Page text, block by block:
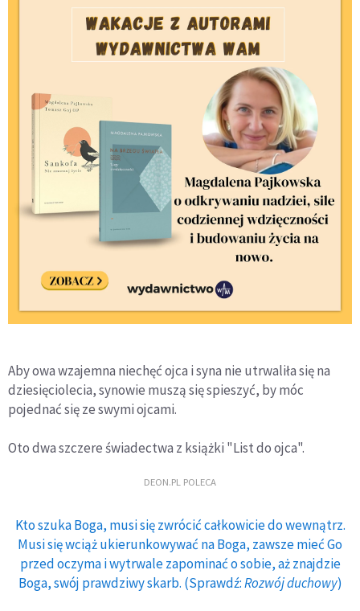
Aby owa wzajemna niechęć ojca i syna nie utrwaliła się na
dziesięciolecia, synowie muszą się spieszyć, by móc
pojednać się ze swymi ojcami.
Oto dwa szczere świadectwa z książki "List do ojca".
DEON.PL POLECA
Kto szuka Boga, musi się zwrócić całkowicie do wewnątrz.
Musi się wciąż ukierunkowywać na Boga, zawsze mieć Go
przed oczyma i wytrwale zapominać o sobie, aż znajdzie
Boga, swój prawdziwy skarb. (Sprawdź:Rozwój duchowy)